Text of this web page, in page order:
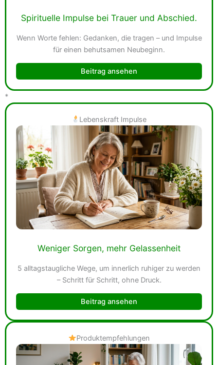
Spirituelle Impulse bei Trauer und Abschied.
Wenn Worte fehlen: Gedanken, die tragen – und Impulse
für einen behutsamen Neubeginn.
Beitrag ansehen
*
Lebenskraft Impulse
Weniger Sorgen, mehr Gelassenheit
5 alltagstaugliche Wege, um innerlich ruhiger zu werden
– Schritt für Schritt, ohne Druck.
Beitrag ansehen
Produktempfehlungen